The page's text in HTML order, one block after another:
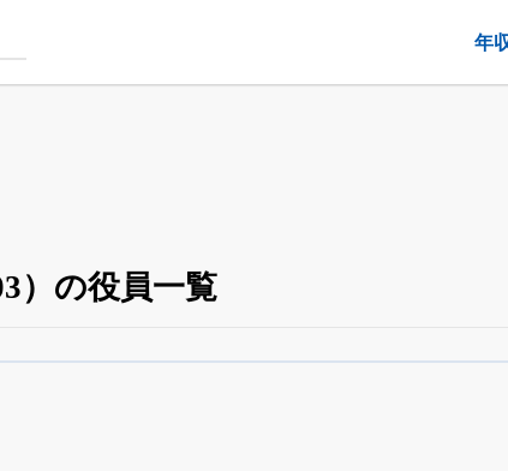
年
）の役員一覧
をはじめる